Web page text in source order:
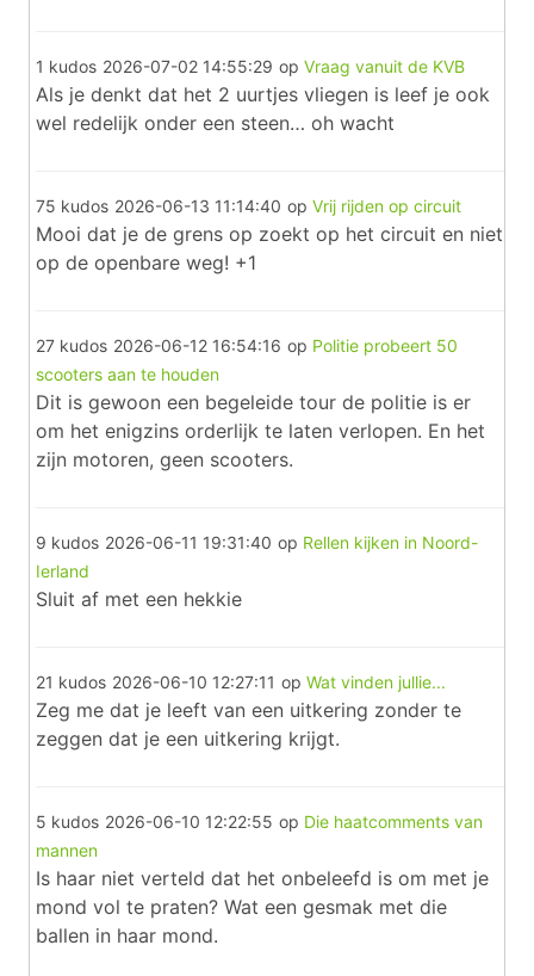
1 kudos 2026-07-02 14:55:29 op Vraag vanuit de KVB
Als je denkt dat het 2 uurtjes vliegen is leef je ook
wel redelijk onder een steen… oh wacht
75 kudos 2026-06-13 11:14:40 op Vrij rijden op circuit
Mooi dat je de grens op zoekt op het circuit en niet
op de openbare weg! +1
27 kudos 2026-06-12 16:54:16 op Politie probeert 50
scooters aan te houden
Dit is gewoon een begeleide tour de politie is er
om het enigzins orderlijk te laten verlopen. En het
zijn motoren, geen scooters.
9 kudos 2026-06-11 19:31:40 op Rellen kijken in Noord-
Ierland
Sluit af met een hekkie
21 kudos 2026-06-10 12:27:11 op Wat vinden jullie...
Zeg me dat je leeft van een uitkering zonder te
zeggen dat je een uitkering krijgt.
5 kudos 2026-06-10 12:22:55 op Die haatcomments van
mannen
Is haar niet verteld dat het onbeleefd is om met je
mond vol te praten? Wat een gesmak met die
ballen in haar mond.